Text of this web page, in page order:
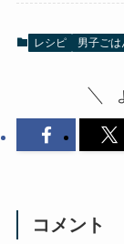
レシピ 男子ごは
コメント